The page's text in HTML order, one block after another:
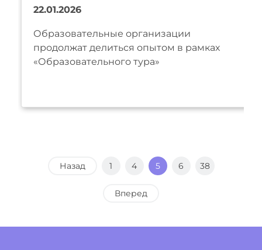
22.01.2026
Образовательные организации
продолжат делиться опытом в рамках
«Образовательного тура»
Назад 1 4 5 6 38
Вперед